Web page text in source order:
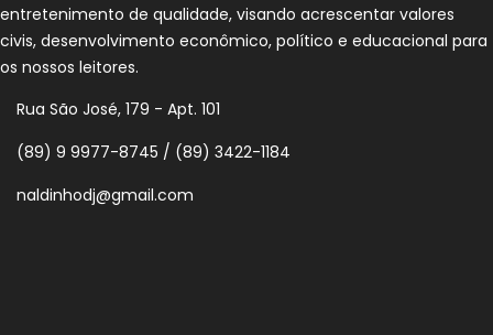
entretenimento de qualidade, visando acrescentar valores
civis, desenvolvimento econômico, político e educacional para
os nossos leitores.
Rua São José, 179 - Apt. 101
(89) 9 9977-8745 / (89) 3422-1184
naldinhodj@gmail.com